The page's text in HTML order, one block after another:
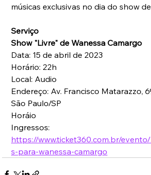
músicas exclusivas no dia do show
Serviço
Show "Livre" de Wanessa Camargo
Data: 15 de abril de 2023
Horário: 22h
Local: Audio
Endereço: Av. Francisco Matarazzo,
São Paulo/SP
Horáio
https://www.ticket360.com.br/
s-para-wanessa-camargo